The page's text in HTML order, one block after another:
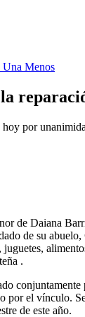
Menos
por
de Daiana
de su
.
por el vínculo.
de este año.